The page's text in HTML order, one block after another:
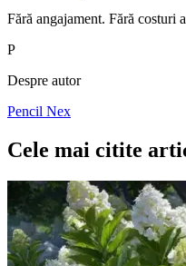
Fără angajament. Fără costuri
P
Despre autor
Pencil Nex
Cele mai citite